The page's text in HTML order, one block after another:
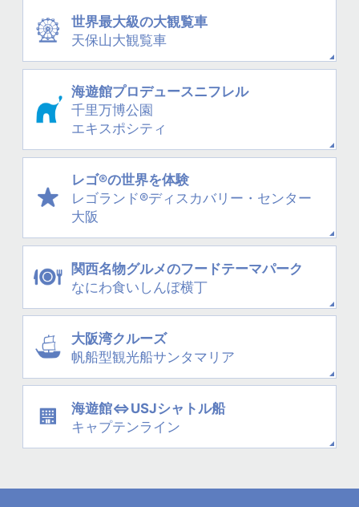
世界最大級の大観覧車
天保山大観覧車
海遊館プロデュースニフレル
千里万博公園
エキスポシティ
レゴ®の世界を体験
レゴランド®ディスカバリー・ センター
大阪
関西名物グルメのフードテーマパーク
なにわ食いしんぼ横丁
大阪湾クルーズ
帆船型観光船サンタマリア
海遊館⇔USJシャトル船
キャプテンライン